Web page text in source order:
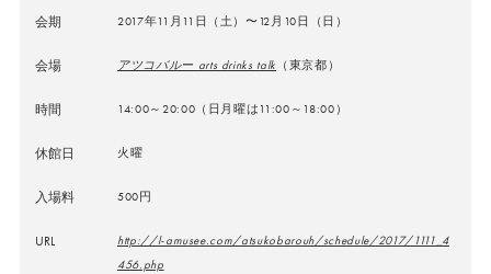
会期 2017年11月11日（土）〜12月10日（日）
会場 アツコバルー arts drinks talk （東京都）
時間 14:00～20:00（日月曜は11:00～18:00）
休館日 火曜
入場料 500円
URL
http://l-amusee.com/atsukobarouh/schedule/2017/1111_4
456.php